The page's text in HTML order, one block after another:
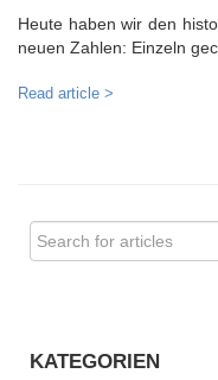
Heute haben wir den
neuen Zahlen: Einzeln
Read article >
KATEGORIEN